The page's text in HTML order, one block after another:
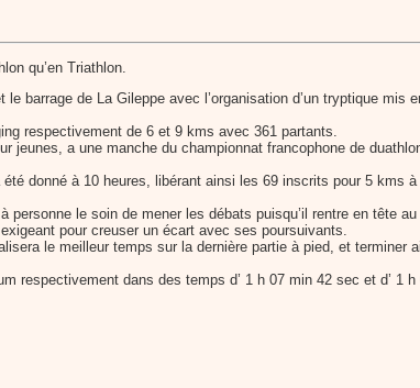
qu’en Triathlon.
barrage de La Gileppe avec l’organisation d’un tryptique mis
respectivement de 6 et 9 kms avec 361 partants.
jeunes, a une manche du championnat francophone de
donné à 10 heures, libérant ainsi les 69 inscrits pour 5 kms
personne le soin de mener les débats puisqu’il rentre en tête
pour creuser un écart avec ses poursuivants.
le meilleur temps sur la dernière partie à pied, et terminer
respectivement dans des temps d’ 1 h 07 min 42 sec et d’ 1